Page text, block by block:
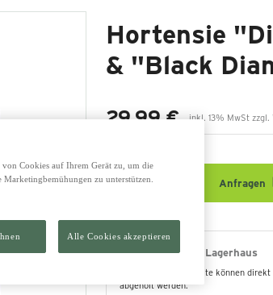
Hortensie
& "Black
29,99 € inkl. 13% MwSt zzgl.
Anfragen
Abholung im Lagerhaus
Die bestellten Produkte können
abgeholt werden.
Cookies auf Ihrem Gerät zu, um die
zu unterstützen.
Alle Cookies akzeptieren